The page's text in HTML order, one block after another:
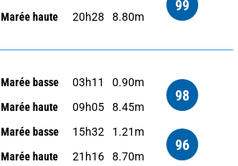
Marée haute
20h28 8.80m
99
Marée basse 03h11
0.90m
Marée haute
09h05 8.45m
98
Marée basse 15h32
1.21m
Marée haute
21h16 8.70m
96